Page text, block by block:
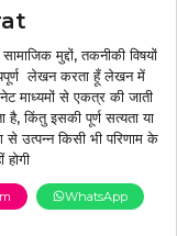
मुद्दों, तकनीकी विषयों
लेखन करता हूँ लेखन में
माध्यमों से एकत्र की जाती
किंतु इसकी पूर्ण सत्यता या
से उत्पन्न किसी भी परिणाम के
WhatsApp